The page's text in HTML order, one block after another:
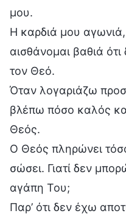
μου.
Η καρδιά μου
αισθάνομαι βαθιά
τον Θεό.
Όταν λογαριάζω
βλέπω πόσο καλός
Θεός.
Ο Θεός πληρώνει
σώσει. Γιατί δεν
αγάπη Του;
Παρ’ ότι δεν έχω